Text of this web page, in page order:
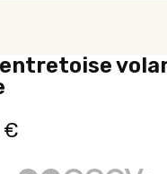
entretoise
€